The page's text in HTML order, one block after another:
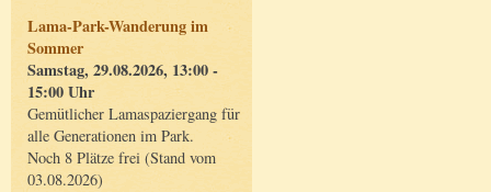
Lama-Park-Wanderung im
Sommer
Samstag, 29.08.2026, 13:00 -
15:00 Uhr
Gemütlicher Lamaspaziergang für
alle Generationen im Park.
Noch 8 Plätze frei (Stand vom
03.08.2026)